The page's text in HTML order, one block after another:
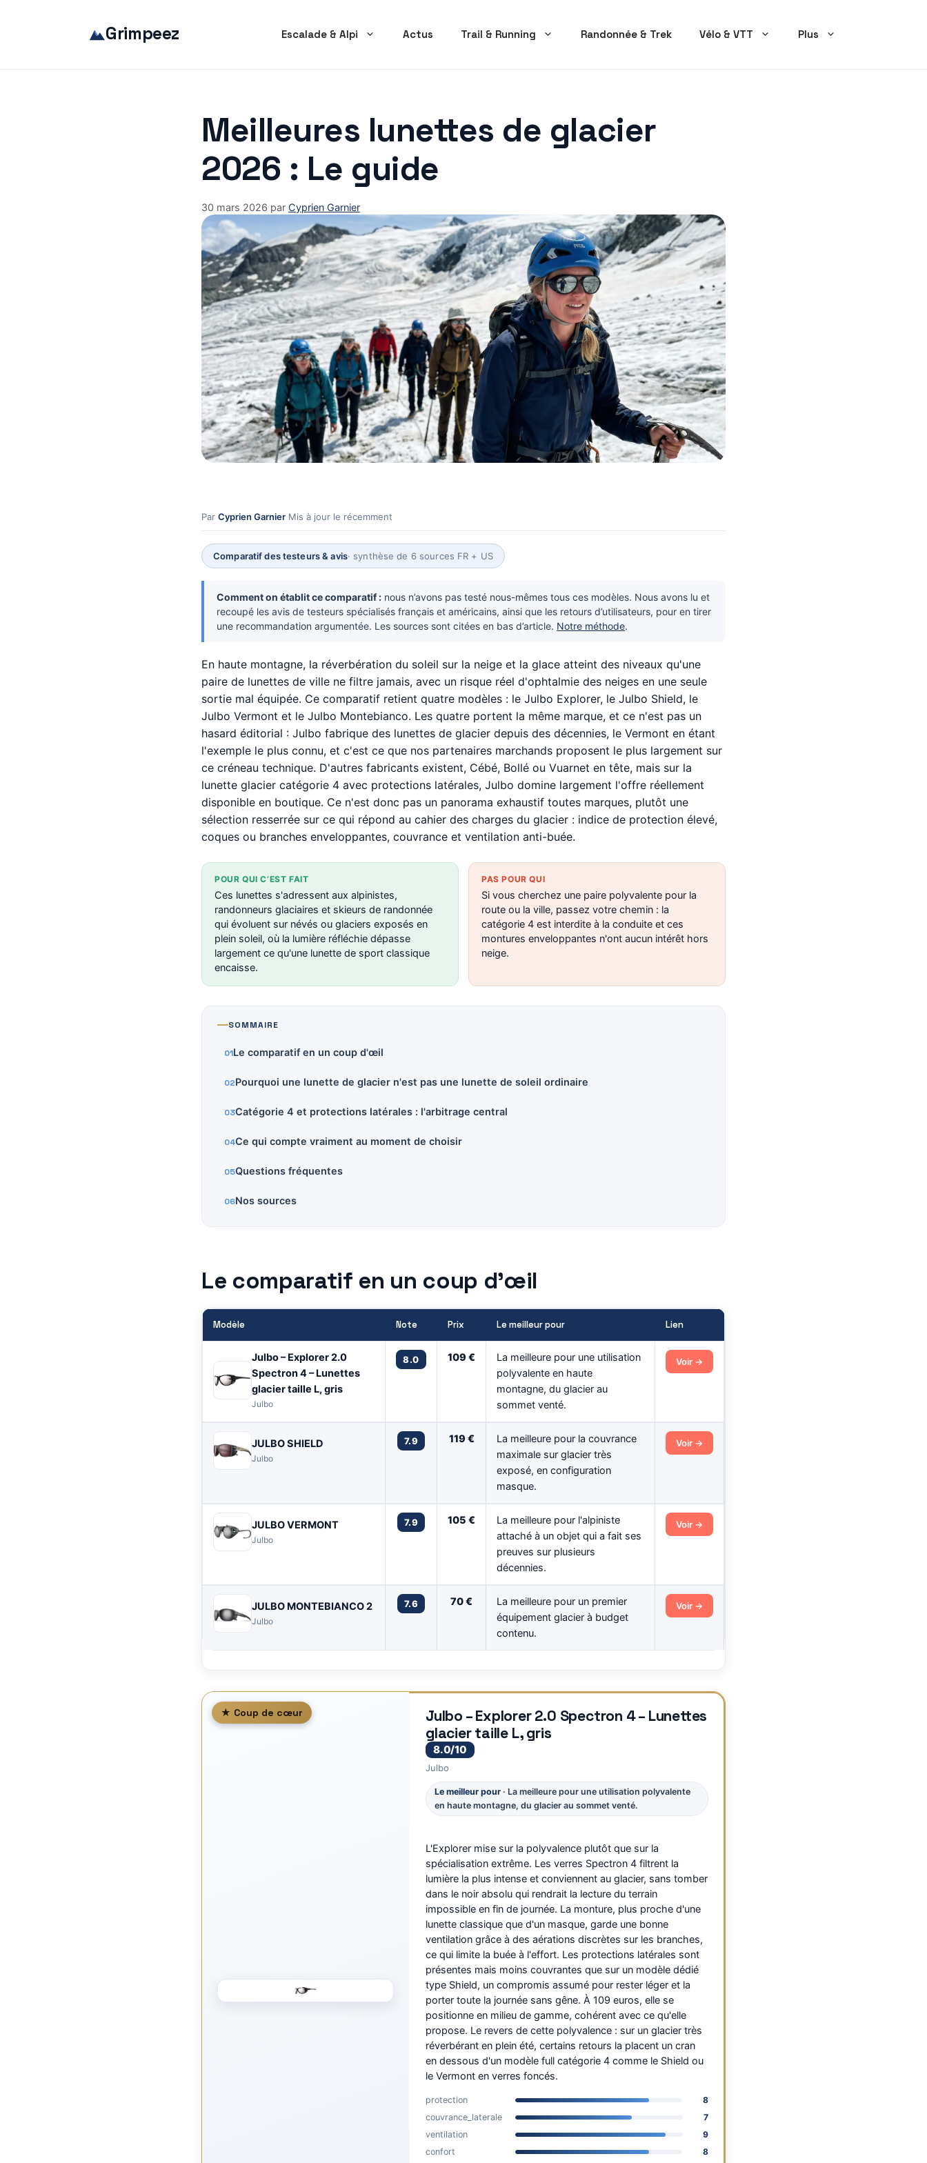
Grimpeez Escalade & Alpi Actus Trail & Running Randonnée & Trek Vélo & VTT Plus
Meilleures lunettes de glacier
2026 : Le guide
30 mars 2026 par Cyprien Garnier
Par Cyprien Garnier Mis à jour le récemment
Comparatif des testeurs & avis· synthèse de 6 sources FR + US
Comment on établit ce comparatif : nous n’avons pas testé nous-mêmes tous ces modèles. Nous avons lu et
recoupé les avis de testeurs spécialisés français et américains, ainsi que les retours d’utilisateurs, pour en tirer
une recommandation argumentée. Les sources sont citées en bas d’article. Notre méthode.
En haute montagne, la réverbération du soleil sur la neige et la glace atteint des niveaux qu'une
paire de lunettes de ville ne filtre jamais, avec un risque réel d'ophtalmie des neiges en une seule
sortie mal équipée. Ce comparatif retient quatre modèles : le Julbo Explorer, le Julbo Shield, le
Julbo Vermont et le Julbo Montebianco. Les quatre portent la même marque, et ce n'est pas un
hasard éditorial : Julbo fabrique des lunettes de glacier depuis des décennies, le Vermont en étant
l'exemple le plus connu, et c'est ce que nos partenaires marchands proposent le plus largement sur
ce créneau technique. D'autres fabricants existent, Cébé, Bollé ou Vuarnet en tête, mais sur la
lunette glacier catégorie 4 avec protections latérales, Julbo domine largement l'offre réellement
disponible en boutique. Ce n'est donc pas un panorama exhaustif toutes marques, plutôt une
sélection resserrée sur ce qui répond au cahier des charges du glacier : indice de protection élevé,
coques ou branches enveloppantes, couvrance et ventilation anti-buée.
POUR QUI C’EST FAIT
Ces lunettes s'adressent aux alpinistes,
randonneurs glaciaires et skieurs de randonnée
qui évoluent sur névés ou glaciers exposés en
plein soleil, où la lumière réfléchie dépasse
largement ce qu'une lunette de sport classique
encaisse.
PAS POUR QUI
Si vous cherchez une paire polyvalente pour la
route ou la ville, passez votre chemin : la
catégorie 4 est interdite à la conduite et ces
montures enveloppantes n'ont aucun intérêt hors
neige.
SOMMAIRE
Le comparatif en un coup d'œil
Pourquoi une lunette de glacier n'est pas une lunette de soleil ordinaire
Catégorie 4 et protections latérales : l'arbitrage central
Ce qui compte vraiment au moment de choisir
Questions fréquentes
Nos sources
Le comparatif en un coup d’œil
Modèle Note Prix Le meilleur pour Lien
Julbo – Explorer 2.0
Spectron 4 – Lunettes
glacier taille L, gris
Julbo
8.0 109 €
La meilleure pour une utilisation
polyvalente en haute
montagne, du glacier au
sommet venté.
Voir →
JULBO SHIELD
Julbo
7.9 119 €
La meilleure pour la couvrance
maximale sur glacier très
exposé, en configuration
masque.
Voir →
JULBO VERMONT
Julbo
7.9 105 €
La meilleure pour l'alpiniste
attaché à un objet qui a fait ses
preuves sur plusieurs
décennies.
Voir →
JULBO MONTEBIANCO 2
Julbo
7.6 70 €
La meilleure pour un premier
équipement glacier à budget
contenu.
Voir →
★ Coup de cœur
Julbo – Explorer 2.0 Spectron 4 – Lunettes
glacier taille L, gris
8.0/10
Julbo
Le meilleur pour · La meilleure pour une utilisation polyvalente
en haute montagne, du glacier au sommet venté.
L'Explorer mise sur la polyvalence plutôt que sur la
spécialisation extrême. Les verres Spectron 4 filtrent la
lumière la plus intense et conviennent au glacier, sans tomber
dans le noir absolu qui rendrait la lecture du terrain
impossible en fin de journée. La monture, plus proche d'une
lunette classique que d'un masque, garde une bonne
ventilation grâce à des aérations discrètes sur les branches,
ce qui limite la buée à l'effort. Les protections latérales sont
présentes mais moins couvrantes que sur un modèle dédié
type Shield, un compromis assumé pour rester léger et la
porter toute la journée sans gêne. À 109 euros, elle se
positionne en milieu de gamme, cohérent avec ce qu'elle
propose. Le revers de cette polyvalence : sur un glacier très
réverbérant en plein été, certains retours la placent un cran
en dessous d'un modèle full catégorie 4 comme le Shield ou
le Vermont en verres foncés.
protection
8
couvrance_laterale
7
ventilation
9
confort
8